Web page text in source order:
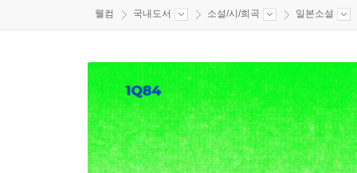
웰컴 국내도서 소설/시/희곡 일본소설